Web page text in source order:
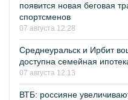
появится новая беговая
спортсменов
07 августа 12:28
Среднеуральск и Ирбит
доступна семейная
07 августа 12:13
ВТБ: россияне